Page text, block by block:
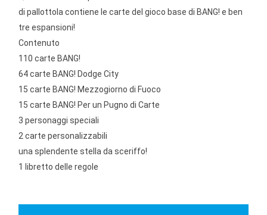
di pallottola contiene le carte del gioco base di BANG! e ben
tre espansioni!
Contenuto
110 carte BANG!
64 carte BANG! Dodge City
15 carte BANG! Mezzogiorno di Fuoco
15 carte BANG! Per un Pugno di Carte
3 personaggi speciali
2 carte personalizzabili
una splendente stella da sceriffo!
1 libretto delle regole